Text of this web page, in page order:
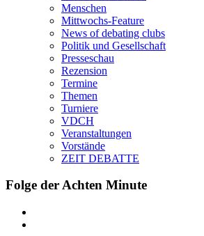
Menschen
Mittwochs-Feature
News of debating clubs
Politik und Gesellschaft
Presseschau
Rezension
Termine
Themen
Turniere
VDCH
Veranstaltungen
Vorstände
ZEIT DEBATTE
Folge der Achten Minute